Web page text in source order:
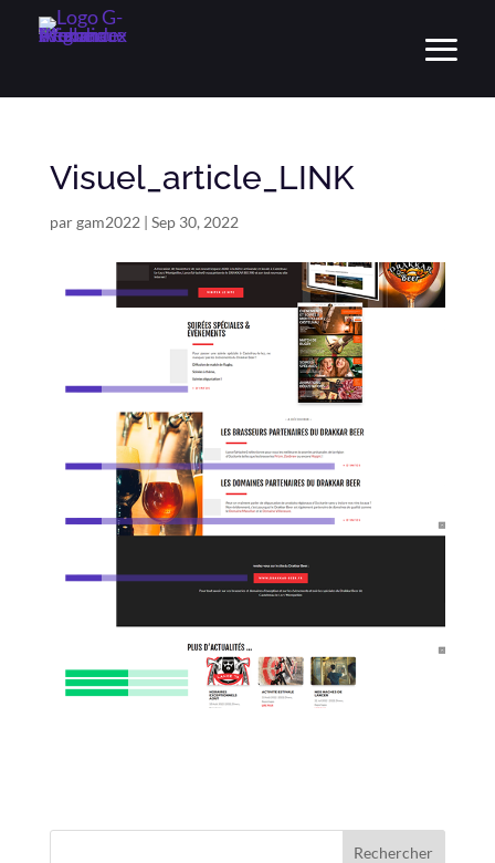
Visuel_article_LINK
pargam2022 | Sep 30, 2022
Rechercher